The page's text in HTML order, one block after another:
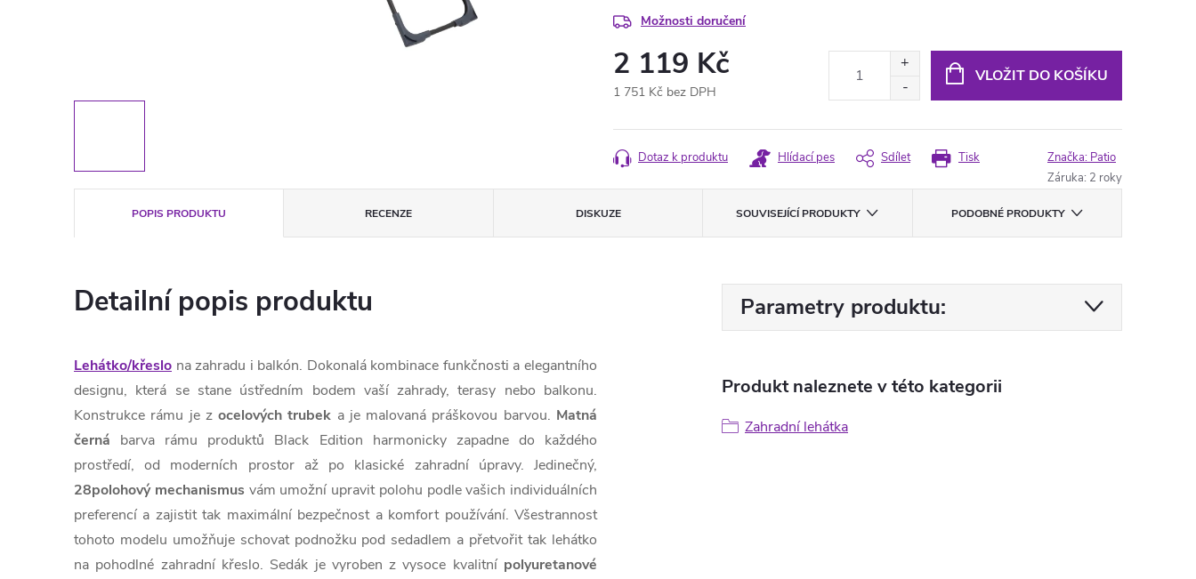
Možnosti doručení
2 119 Kč
1 751 Kč bez DPH
cena:
VLOŽIT DO KOŠÍKU
Tisk
Dotaz k produktu Hlídací pes Sdílet Značka: Patio
Záruka: 2 roky
POPIS PRODUKTU RECENZE DISKUZE SOUVISEJÍCÍ PRODUKTY PODOBNÉ PRODUKTY
Detailní popis produktu
Lehátko/křeslo na zahradu i balkón. Dokonalá kombinace funkčnosti a elegantního
designu, která se stane ústředním bodem vaší zahrady, terasy nebo balkonu.
Konstrukce rámu je zocelových trubek a je malovaná práškovou barvou. Matná
černá barva rámu produktů Black Edition harmonicky zapadne do každého
prostředí, od moderních prostor až po klasické zahradní úpravy. Jedinečný,
28polohový mechanismus vám umožní upravit polohu podle vašich individuálních
preferencí a zajistit tak maximální bezpečnost a komfort používání. Všestrannost
tohoto modelu umožňuje schovat podnožku pod sedadlem a přetvořit tak lehátko
na pohodlné zahradní křeslo. Sedák je vyroben z vysoce kvalitní polyuretanové
Parametry produktu:
Produkt naleznete v této kategorii
Zahradní lehátka